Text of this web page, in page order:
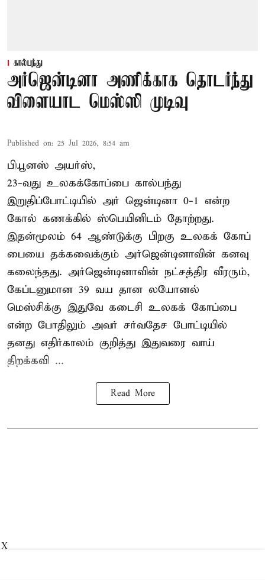
கால்பந்து
அர்ஜென்டினா அணிக்காக தொடர்ந்து
விளையாட மெஸ்ஸி முடிவு
Published on: 25 Jul 2026, 8:54 am
பியூனஸ் அயர்ஸ்,
23-வது உலகக்கோப்பை கால்பந்து
இறுதிப்போட்டியில் அர் ஜென்டினா 0-1 என்ற
கோல் கணக்கில் ஸ்பெயினிடம் தோற்றது.
இதன்மூலம் 64 ஆண்டுக்கு பிறகு உலகக் கோப்
பையை தக்கவைக்கும் அர்ஜென்டினாவின் கனவு
கலைந்தது. அர்ஜென்டினாவின் நட்சத்திர வீரரும்,
கேப்டனுமான 39 வய தான லயோனல்
மெஸ்சிக்கு இதுவே கடைசி உலகக் கோப்பை
என்ற போதிலும் அவர் சர்வதேச போட்டியில்
தனது எதிர்காலம் குறித்து இதுவரை வாய்
திறக்கவி ...
Read More
X